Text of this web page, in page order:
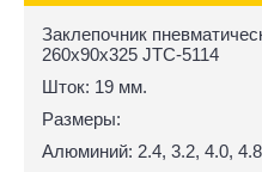
Заклепочник
260х90х325 JTC-5114
Шток: 19 мм.
Размеры:
Алюминий: 2.4, 3.2, 4.0,